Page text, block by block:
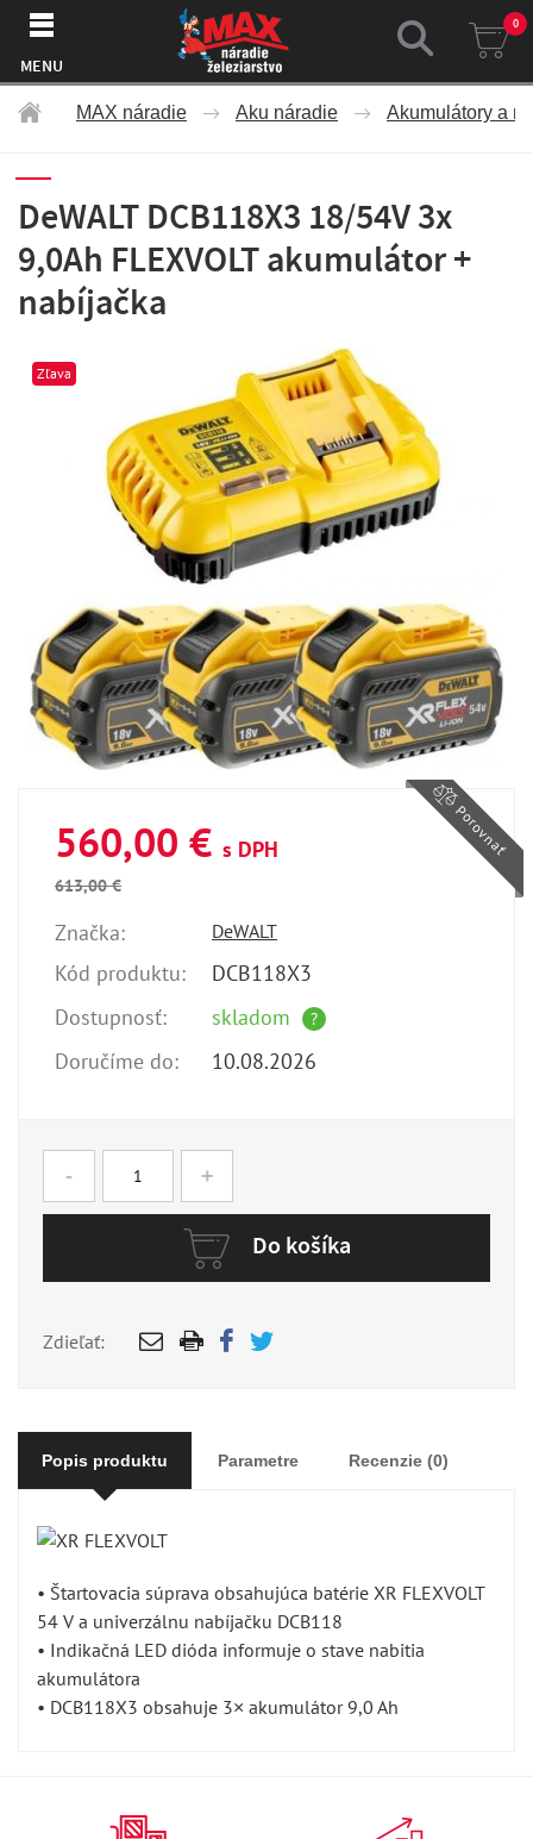
MENU
0
MAX náradie Aku náradie Akumulátory a
DeWALT DCB118X3 18/54V 3x
9,0Ah FLEXVOLT akumulátor +
nabíjačka
Zľava
Porovnať
560,00 € s DPH
613,00 €
Značka: DeWALT
Kód produktu:
DCB118X3
Dostupnosť:
skladom ?
Doručíme do: 10.08.2026
+
-
Do košíka
Zdieľať:
Popis produktu Parametre Recenzie (0)
• Štartovacia súprava obsahujúca batérie XR FLEXVOLT
54 V a univerzálnu nabíjačku DCB118
• Indikačná LED dióda informuje o stave nabitia
akumulátora
• DCB118X3 obsahuje 3× akumulátor 9,0 Ah